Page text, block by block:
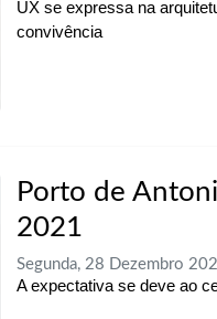
UX se expressa na
convivência
Porto de
2021
Segunda, 28 Dezembro
A expectativa se deve ao